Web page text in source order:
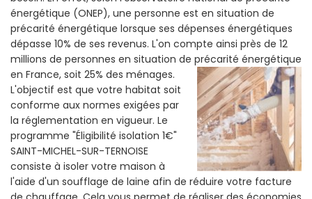
énergétique (ONEP), une personne est en situation de
précarité énergétique lorsque ses dépenses énergétiques
dépasse 10% de ses revenus. L'on compte ainsi près de 12
millions de personnes en situation de précarité énergétique
en France, soit 25% des ménages.
L'objectif est que votre habitat soit
conforme aux normes exigées par
la réglementation en vigueur. Le
programme "Éligibilité isolation 1€"
SAINT-MICHEL-SUR-TERNOISE
consiste à isoler votre maison à
l'aide d'un soufflage de laine afin de réduire votre facture